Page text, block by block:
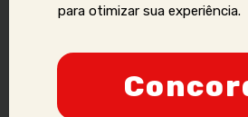
Anunciantes que acumularem
Nossa prioridade é a segurança e a
nossos usuários, e adotaremos
necessárias para manter um
para otimizar sua experiência.